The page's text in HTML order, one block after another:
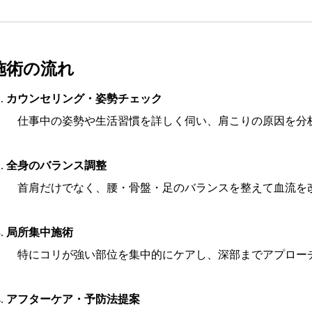
術の流れ
カウンセリング・姿勢チェック
仕事中の姿勢や生活習慣を詳しく伺い、肩こりの原因を分
全身のバランス調整
首肩だけでなく、腰・骨盤・足のバランスを整えて血流を
局所集中施術
特にコリが強い部位を集中的にケアし、深部までアプロー
アフターケア・予防法提案